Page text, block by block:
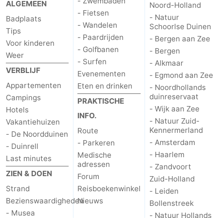
ALGEMEEN
Badplaats
Tips
Voor kinderen
Weer
VERBLIJF
Appartementen
Campings
Hotels
Vakantiehuizen
- De Noordduinen
- Duinrell
Last minutes
ZIEN & DOEN
Strand
Bezienswaardigheden
- Musea
- Fietsen
- Wandelen
- Paardrijden
- Golfbanen
- Surfen
Evenementen
Eten en drinken
PRAKTISCHE
INFO.
Route
- Parkeren
Medische
adressen
Forum
Reisboekenwinkel
Nieuws
Noord-Holland
- Natuur
Schoorlse Duinen
- Bergen aan Zee
- Bergen
- Alkmaar
- Egmond aan Zee
- Noordhollands
duinreservaat
- Wijk aan Zee
- Natuur Zuid-
Kennermerland
- Amsterdam
- Haarlem
- Zandvoort
Zuid-Holland
- Leiden
Bollenstreek
- Natuur Hollands